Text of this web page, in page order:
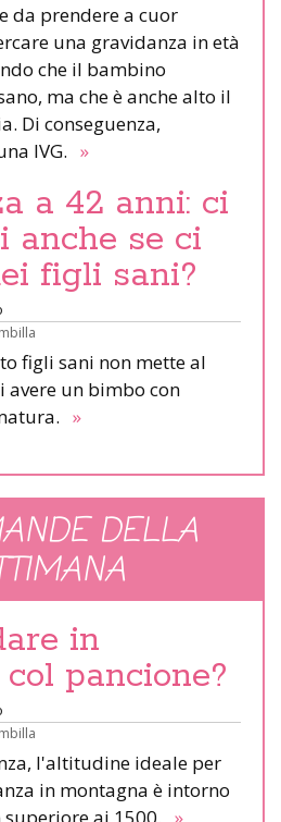
da prendere a cuor
una gravidanza in età
che il bambino
ma che è anche alto il
Di conseguenza,
IVG. »
a 42 anni: ci
anche se ci
figli sani?
figli sani non mette al
un bimbo con
»
DELLA
in
pancione?
l'altitudine ideale per
in montagna è intorno